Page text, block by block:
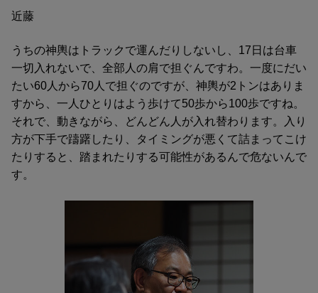
近藤
うちの神輿はトラックで運んだりしないし、17日は台車
一切入れないで、全部人の肩で担ぐんですわ。一度にだい
たい60人から70人で担ぐのですが、神輿が2トンはありま
すから、一人ひとりはよう歩けて50歩から100歩ですね。
それで、動きながら、どんどん人が入れ替わります。入り
方が下手で躊躇したり、タイミングが悪くて詰まってこけ
たりすると、踏まれたりする可能性があるんで危ないんで
す。